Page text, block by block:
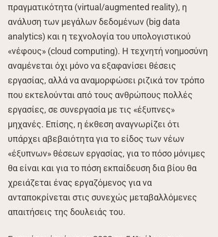
πραγματικότητα (virtual/augmented reality), η
ανάλυση των μεγάλων δεδομένων (big data
analytics) και η τεχνολογία του υπολογιστικού
«νέφους» (cloud computing). Η τεχνητή νοημοσύνη
αναμένεται όχι μόνο να εξαφανίσει θέσεις
εργασίας, αλλά να αναμορφώσει ριζικά τον τρόπο
που εκτελούνται από τους ανθρώπους πολλές
εργασίες, σε συνεργασία με τις «έξυπνες»
μηχανές. Επίσης, η έκθεση αναγνωρίζει ότι
υπάρχει αβεβαιότητα για το είδος των νέων
«έξυπνων» θέσεων εργασίας, για το πόσο μόνιμες
θα είναι και για το πόση εκπαίδευση δια βίου θα
χρειάζεται ένας εργαζόμενος για να
ανταποκρίνεται στις συνεχώς μεταβαλλόμενες
απαιτήσεις της δουλειάς του.